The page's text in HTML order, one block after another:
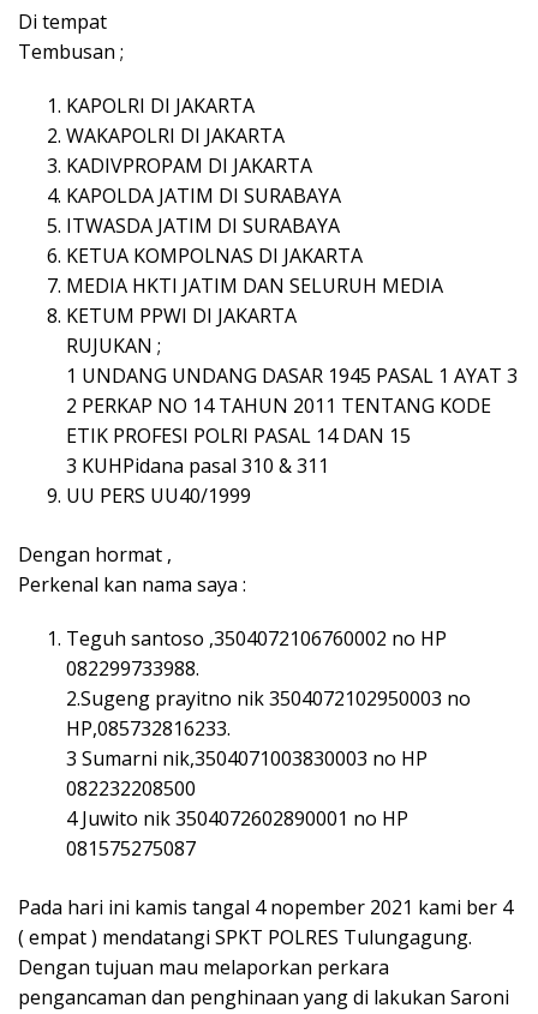
Di tempat
Tembusan ;
KAPOLRI DI JAKARTA
WAKAPOLRI DI JAKARTA
KADIVPROPAM DI JAKARTA
KAPOLDA JATIM DI SURABAYA
ITWASDA JATIM DI SURABAYA
KETUA KOMPOLNAS DI JAKARTA
MEDIA HKTI JATIM DAN SELURUH MEDIA
KETUM PPWI DI JAKARTA
RUJUKAN ;
1 UNDANG UNDANG DASAR 1945 PASAL 1 AYAT 3
2 PERKAP NO 14 TAHUN 2011 TENTANG KODE
ETIK PROFESI POLRI PASAL 14 DAN 15
3 KUHPidana pasal 310 & 311
UU PERS UU40/1999
Dengan hormat ,
Perkenal kan nama saya :
Teguh santoso ,3504072106760002 no HP
082299733988.
2.Sugeng prayitno nik 3504072102950003 no
HP,085732816233.
3 Sumarni nik,3504071003830003 no HP
082232208500
4 Juwito nik 3504072602890001 no HP
081575275087
Pada hari ini kamis tangal 4 nopember 2021 kami ber 4
( empat ) mendatangi SPKT POLRES Tulungagung.
Dengan tujuan mau melaporkan perkara
pengancaman dan penghinaan yang di lakukan Saroni